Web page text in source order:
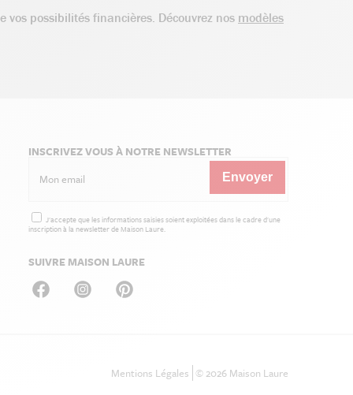
vos possibilités financières. Découvrez nos modèles
INSCRIVEZ VOUS À NOTRE NEWSLETTER
J'accepte que les informations saisies soient exploitées dans le cadre d'une
inscription à la newsletter de Maison Laure.
SUIVRE MAISON LAURE
Mentions Légales © 2026 Maison Laure